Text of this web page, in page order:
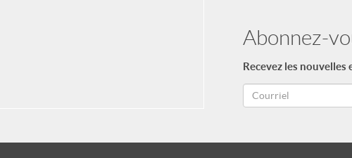
Abonnez-
Recevez les